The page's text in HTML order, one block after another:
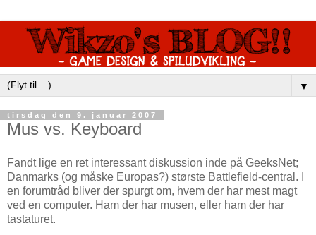
▼
tirsdag den 9. januar 2007
Mus vs. Keyboard
Fandt lige en ret interessant diskussion inde på GeeksNet;
Danmarks (og måske Europas?) største Battlefield-central. I
en forumtråd bliver der spurgt om, hvem der har mest magt
ved en computer. Ham der har musen, eller ham der har
tastaturet.